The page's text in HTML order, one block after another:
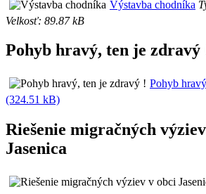
Výstavba chodníka
Velkosť: 89.87 kB
Pohyb hravý, ten je zdravý
Pohyb
(324.51 kB)
Riešenie migračných
Jasenica